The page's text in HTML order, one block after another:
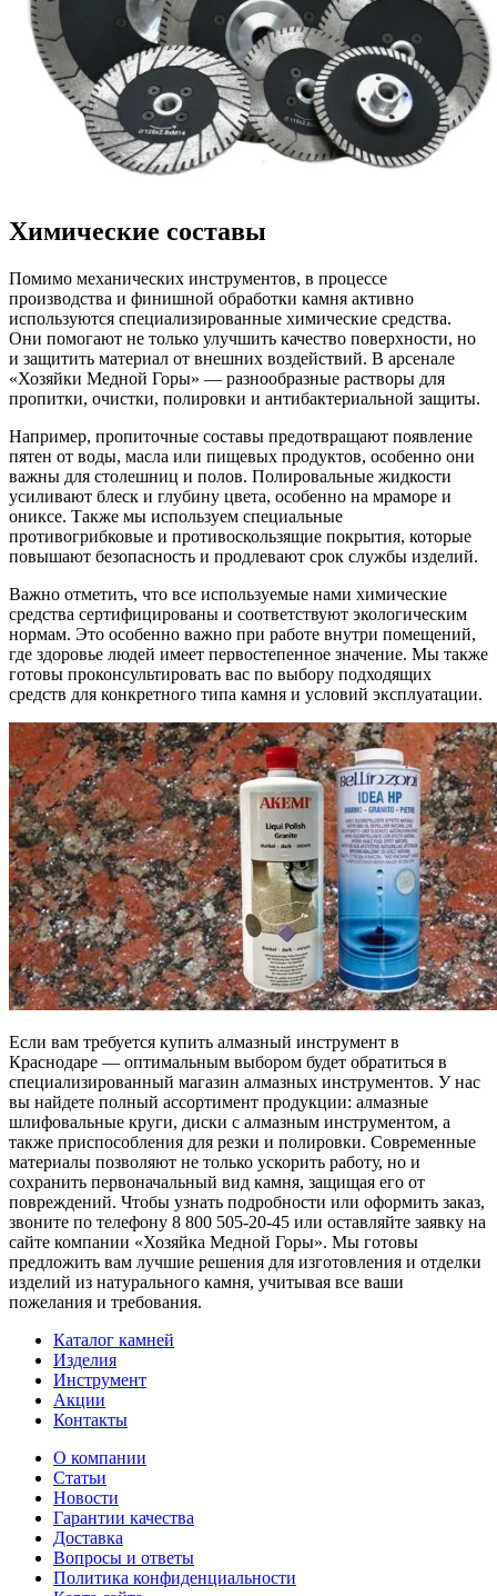
Химические составы
Помимо механических инструментов, в процессе
производства и финишной обработки камня активно
используются специализированные химические средства.
Они помогают не только улучшить качество поверхности, но
и защитить материал от внешних воздействий. В арсенале
«Хозяйки Медной Горы» — разнообразные растворы для
пропитки, очистки, полировки и антибактериальной защиты.
Например, пропиточные составы предотвращают появление
пятен от воды, масла или пищевых продуктов, особенно они
важны для столешниц и полов. Полировальные жидкости
усиливают блеск и глубину цвета, особенно на мраморе и
ониксе. Также мы используем специальные
противогрибковые и противоскользящие покрытия, которые
повышают безопасность и продлевают срок службы изделий.
Важно отметить, что все используемые нами химические
средства сертифицированы и соответствуют экологическим
нормам. Это особенно важно при работе внутри помещений,
где здоровье людей имеет первостепенное значение. Мы также
готовы проконсультировать вас по выбору подходящих
средств для конкретного типа камня и условий эксплуатации.
Если вам требуется купить алмазный инструмент в
Краснодаре — оптимальным выбором будет обратиться в
специализированный магазин алмазных инструментов. У нас
вы найдете полный ассортимент продукции: алмазные
шлифовальные круги, диски с алмазным инструментом, а
также приспособления для резки и полировки. Современные
материалы позволяют не только ускорить работу, но и
сохранить первоначальный вид камня, защищая его от
повреждений. Чтобы узнать подробности или оформить заказ,
звоните по телефону 8 800 505-20-45 или оставляйте заявку на
сайте компании «Хозяйка Медной Горы». Мы готовы
предложить вам лучшие решения для изготовления и отделки
изделий из натурального камня, учитывая все ваши
пожелания и требования.
Каталог камней
Изделия
Инструмент
Акции
Контакты
О компании
Статьи
Новости
Гарантии качества
Доставка
Вопросы и ответы
Политика конфиденциальности